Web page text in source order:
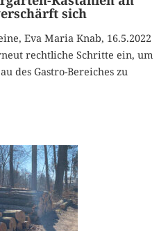
sich
Eva Maria Knab, 16.5.2022
rechtliche Schritte ein, um
des Gastro-Bereiches zu